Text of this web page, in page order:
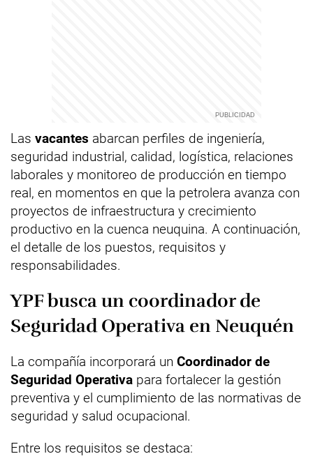
Las vacantes abarcan perfiles de ingeniería,
seguridad industrial, calidad, logística, relaciones
laborales y monitoreo de producción en tiempo
real, en momentos en que la petrolera avanza con
proyectos de infraestructura y crecimiento
productivo en la cuenca neuquina. A continuación,
el detalle de los puestos, requisitos y
responsabilidades.
YPF busca un coordinador de
Seguridad Operativa en Neuquén
La compañía incorporará un Coordinador de
Seguridad Operativa para fortalecer la gestión
preventiva y el cumplimiento de las normativas de
seguridad y salud ocupacional.
Entre los requisitos se destaca: